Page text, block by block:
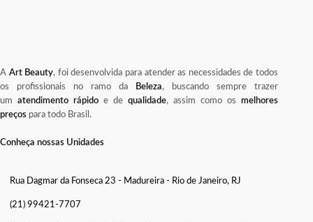
A Art Beauty, foi desenvolvida para atender as necessidades de todos
os profissionais no ramo da
Beleza, buscando sempre trazer
um atendimento rápido e de qualidade, assim como os melhores
preços para todo Brasil.
Conheça nossas Unidades
Rua Dagmar da Fonseca 23 - Madureira - Rio de Janeiro, RJ
(21) 99421-7707